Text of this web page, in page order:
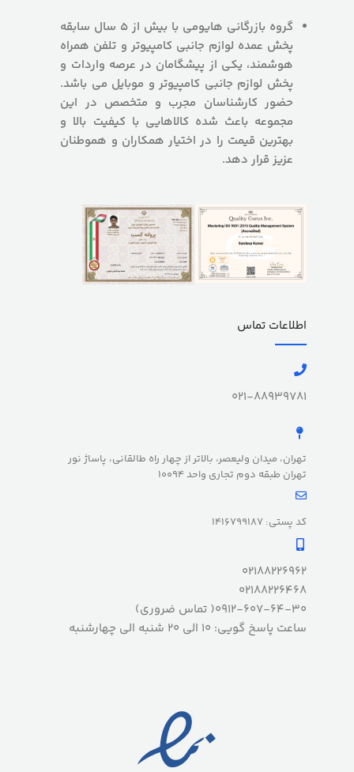
گروه بازرگانی هایومی با بیش از 5 سال سابقه
پخش عمده لوازم جانبی کامپیوتر و تلفن همراه
هوشمند، یکی از پیشگامان در عرصه واردات و
پخش لوازم جانبی کامپیوتر و موبایل می باشد.
حضور کارشناسان مجرب و متخصص در این
مجموعه باعث شده کالاهایی با کیفیت بالا و
بهترین قیمت را در اختیار همکاران و هموطنان
عزیز قرار دهد.
اطلاعات تماس
021-88939781
تهران، میدان ولیعصر، بالاتر از چهار راه طالقانی، پاساژ نور
تهران طبقه دوم تجاری واحد 10094
کد پستی: 1416799187
02188226962
02188226468
0912-607-64-30( تماس ضروری)
ساعت پاسخ گویی: 10 الی 20 شنبه الی چهارشنبه